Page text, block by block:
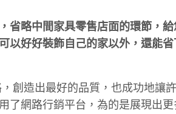
省略中間家具零售店面的環節，
以好好裝飾自己的家以外，還能
創造出最好的品質，也成功地讓
了網路行銷平台，為的是展現出